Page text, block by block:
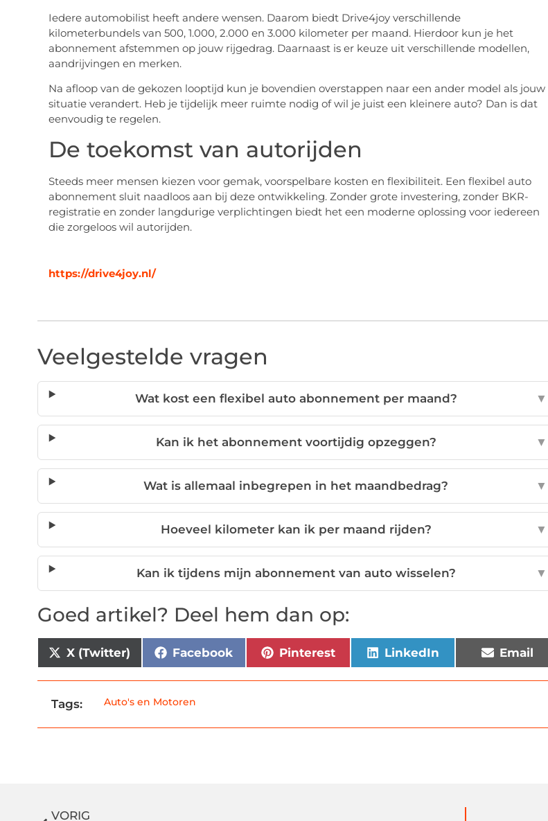
Iedere automobilist heeft andere wensen. Daarom biedt Drive4joy verschillende
kilometerbundels van 500, 1.000, 2.000 en 3.000 kilometer per maand. Hierdoor kun je het
abonnement afstemmen op jouw rijgedrag. Daarnaast is er keuze uit verschillende modellen,
aandrijvingen en merken.
Na afloop van de gekozen looptijd kun je bovendien overstappen naar een ander model als jouw
situatie verandert. Heb je tijdelijk meer ruimte nodig of wil je juist een kleinere auto? Dan is dat
eenvoudig te regelen.
De toekomst van autorijden
Steeds meer mensen kiezen voor gemak, voorspelbare kosten en flexibiliteit. Een flexibel auto
abonnement sluit naadloos aan bij deze ontwikkeling. Zonder grote investering, zonder BKR-
registratie en zonder langdurige verplichtingen biedt het een moderne oplossing voor iedereen
die zorgeloos wil autorijden.
https://drive4joy.nl/
Veelgestelde vragen
Wat kost een flexibel auto abonnement per maand? ▼
Kan ik het abonnement voortijdig opzeggen? ▼
Wat is allemaal inbegrepen in het maandbedrag? ▼
Hoeveel kilometer kan ik per maand rijden? ▼
Kan ik tijdens mijn abonnement van auto wisselen? ▼
Goed artikel? Deel hem dan op:
X (Twitter) Facebook Pinterest LinkedIn Email
Tags: Auto's en Motoren
VORIG